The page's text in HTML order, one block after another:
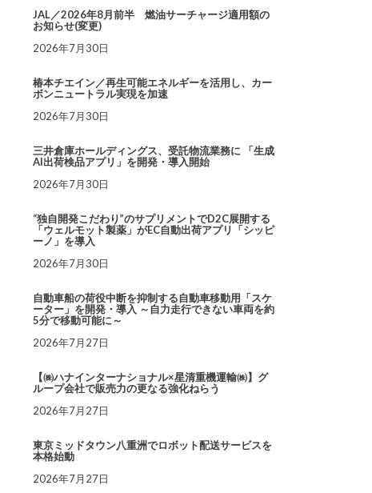
JAL／2026年8月前半 燃油サーチャージ適用額の
お知らせ(変更)
2026年7月30日
椿本チエイン／再生可能エネルギーを活用し、カー
ボンニュートラル実現を加速
2026年7月30日
三井倉庫ホールディングス、受託物流業務に 「生成
AI出荷検品アプリ」を開発・導入開始
2026年7月30日
“独自開発こだわり”のサプリメントでD2C展開する
「ウェルモット製薬」がEC自動出荷アプリ「シッピ
ーノ」を導入
2026年7月30日
自動車船の荷役中断を抑制する自動車移動用「スケ
ーター」を開発・導入 ～自力走行できない車両を約
5分で移動可能に～
2026年7月27日
【㈱ハナインターナショナル×星清重機運輸㈱】グ
ループ会社で販売力の更なる強化ねらう
2026年7月27日
東京ミッドタウン八重洲でロボット配送サービスを
本格始動
2026年7月27日